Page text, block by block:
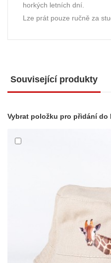
horkých letních dní.
Lze prát pouze ručně za
Související produkty
Vybrat položku pro přidání do